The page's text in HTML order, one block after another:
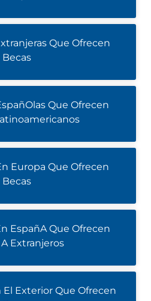
Que Ofrecen
Becas
Que Ofrecen
Europa Que Ofrecen
Becas
EspañA Que Ofrecen
Extranjeros
Exterior Que Ofrecen